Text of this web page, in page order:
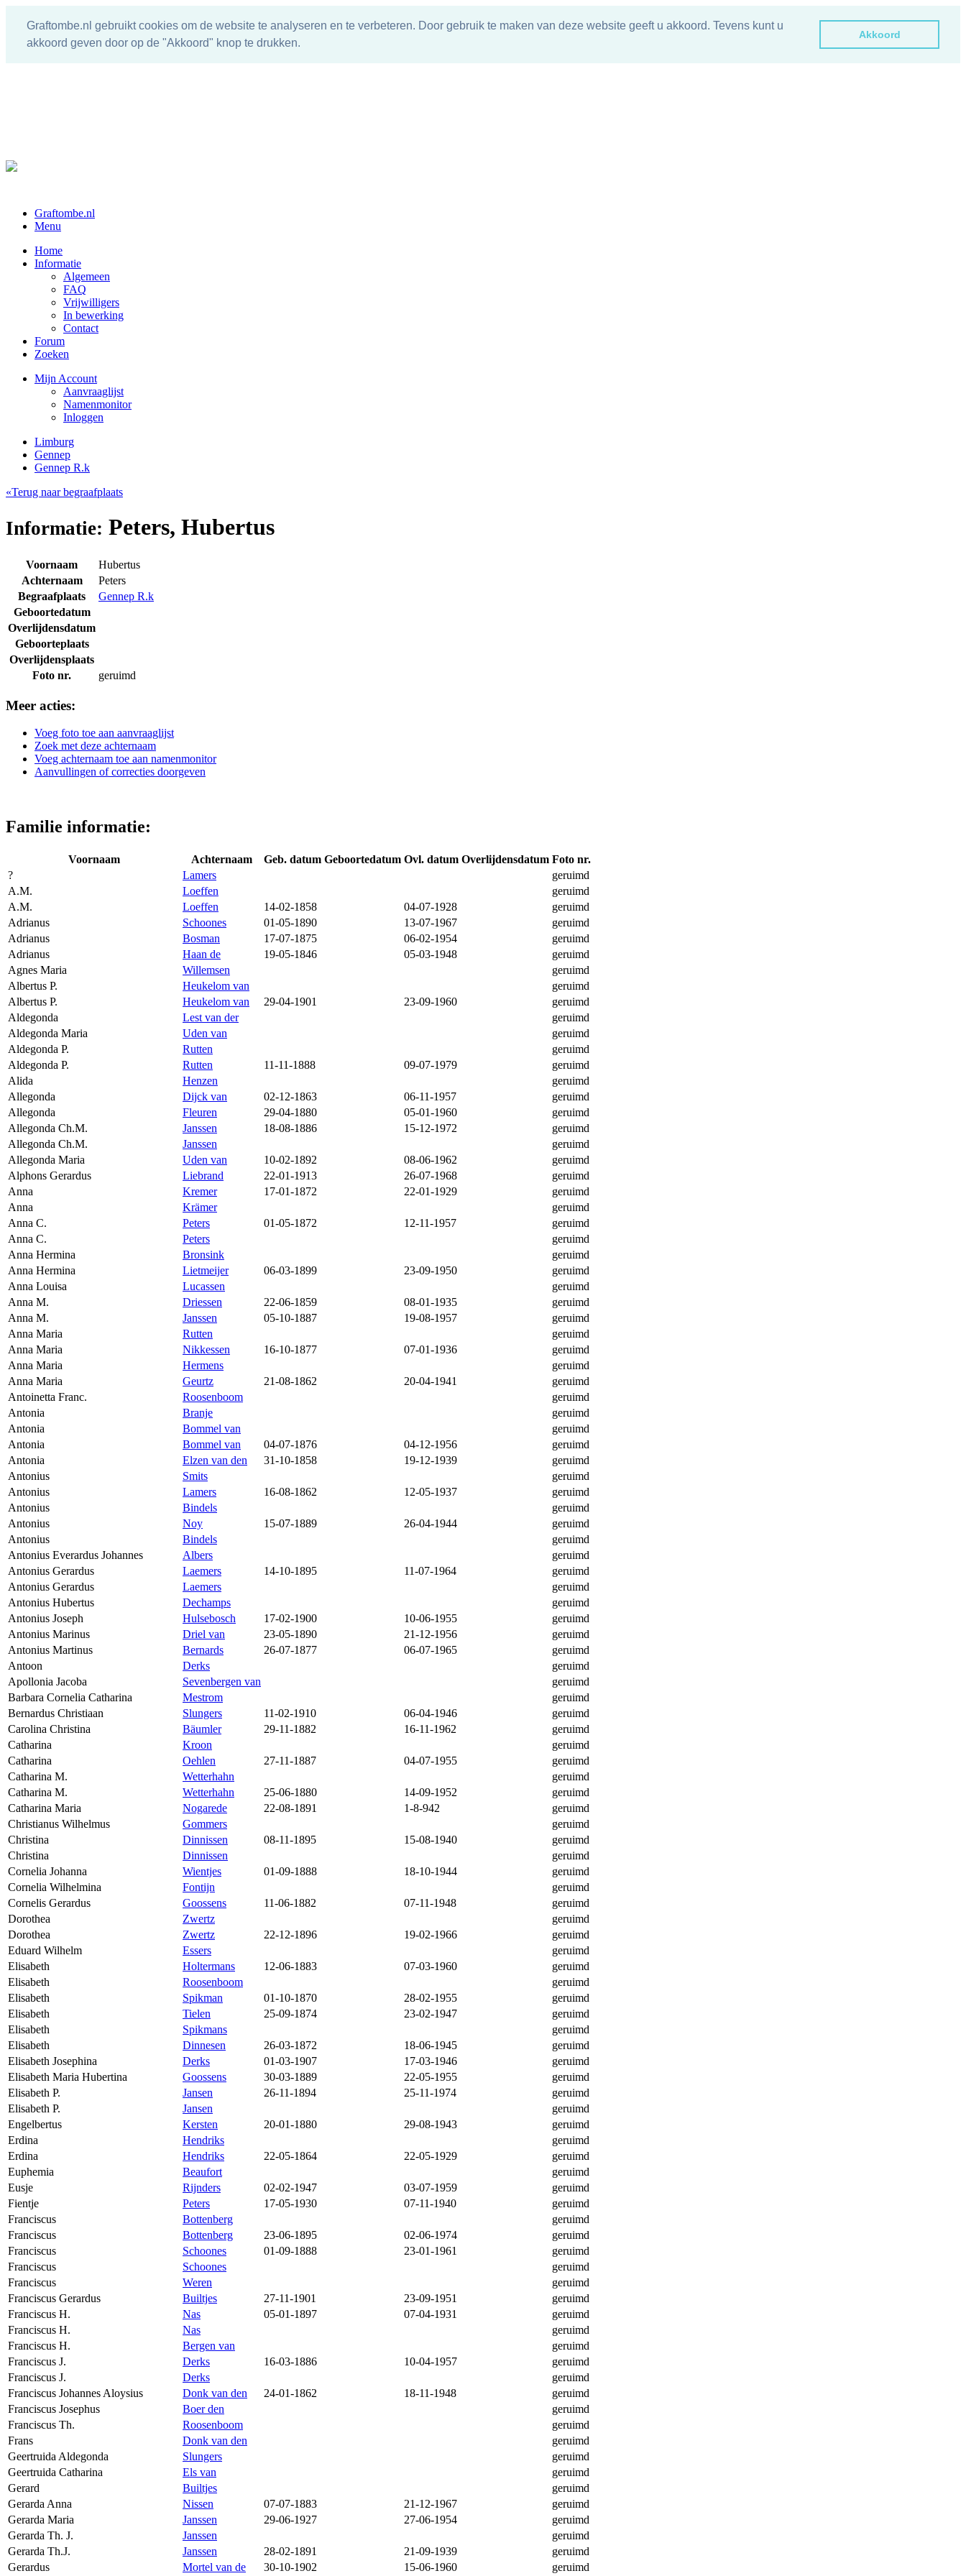
Graftombe.nl gebruikt cookies om de website te analyseren en te verbeteren. Door gebruik te maken van deze website geeft u akkoord. Tevens kunt u
akkoord geven door op de "Akkoord" knop te drukken.
Akkoord
Graftombe.nl
Menu
Home
Informatie
Algemeen
FAQ
Vrijwilligers
In bewerking
Contact
Forum
Zoeken
Mijn Account
Aanvraaglijst
Namenmonitor
Inloggen
Limburg
Gennep
Gennep R.k
«Terug naar begraafplaats
Informatie: Peters, Hubertus
Voornaam
Hubertus
Achternaam
Peters
Begraafplaats
Gennep R.k
Geboortedatum
Overlijdensdatum
Geboorteplaats
Overlijdensplaats
Foto nr.
geruimd
Meer acties:
Voeg foto toe aan aanvraaglijst
Zoek met deze achternaam
Voeg achternaam toe aan namenmonitor
Aanvullingen of correcties doorgeven
Familie informatie:
Voornaam Achternaam Geb. datum Geboortedatum Ovl. datum Overlijdensdatum Foto nr.
?
Lamers
geruimd
A.M.
Loeffen
geruimd
A.M.
Loeffen 14-02-1858 04-07-1928
geruimd
Adrianus
Schoones 01-05-1890 13-07-1967
geruimd
Adrianus
Bosman 17-07-1875 06-02-1954
geruimd
Adrianus
Haan de 19-05-1846 05-03-1948
geruimd
Agnes Maria
Willemsen
geruimd
Albertus P.
Heukelom van
geruimd
Albertus P.
Heukelom van 29-04-1901 23-09-1960
geruimd
Aldegonda
Lest van der
geruimd
Aldegonda Maria
Uden van
geruimd
Aldegonda P.
Rutten
geruimd
Aldegonda P.
Rutten 11-11-1888 09-07-1979
geruimd
Alida
Henzen
geruimd
Allegonda
Dijck van 02-12-1863 06-11-1957
geruimd
Allegonda
Fleuren 29-04-1880 05-01-1960
geruimd
Allegonda Ch.M.
Janssen 18-08-1886 15-12-1972
geruimd
Allegonda Ch.M.
Janssen
geruimd
Allegonda Maria
Uden van 10-02-1892 08-06-1962
geruimd
Alphons Gerardus
Liebrand 22-01-1913 26-07-1968
geruimd
Anna
Kremer 17-01-1872 22-01-1929
geruimd
Anna
Krämer
geruimd
Anna C.
Peters 01-05-1872 12-11-1957
geruimd
Anna C.
Peters
geruimd
Anna Hermina
Bronsink
geruimd
Anna Hermina
Lietmeijer 06-03-1899 23-09-1950
geruimd
Anna Louisa
Lucassen
geruimd
Anna M.
Driessen 22-06-1859 08-01-1935
geruimd
Anna M.
Janssen 05-10-1887 19-08-1957
geruimd
Anna Maria
Rutten
geruimd
Anna Maria
Nikkessen 16-10-1877 07-01-1936
geruimd
Anna Maria
Hermens
geruimd
Anna Maria
Geurtz 21-08-1862 20-04-1941
geruimd
Antoinetta Franc.
Roosenboom
geruimd
Antonia
Branje
geruimd
Antonia
Bommel van
geruimd
Antonia
Bommel van 04-07-1876 04-12-1956
geruimd
Antonia
Elzen van den 31-10-1858 19-12-1939
geruimd
Antonius
Smits
geruimd
Antonius
Lamers 16-08-1862 12-05-1937
geruimd
Antonius
Bindels
geruimd
Antonius
Noy 15-07-1889 26-04-1944
geruimd
Antonius
Bindels
geruimd
Antonius Everardus Johannes
Albers
geruimd
Antonius Gerardus
Laemers 14-10-1895 11-07-1964
geruimd
Antonius Gerardus
Laemers
geruimd
Antonius Hubertus
Dechamps
geruimd
Antonius Joseph
Hulsebosch 17-02-1900 10-06-1955
geruimd
Antonius Marinus
Driel van 23-05-1890 21-12-1956
geruimd
Antonius Martinus
Bernards 26-07-1877 06-07-1965
geruimd
Antoon
Derks
geruimd
Apollonia Jacoba
Sevenbergen van
geruimd
Barbara Cornelia Catharina
Mestrom
geruimd
Bernardus Christiaan
Slungers 11-02-1910 06-04-1946
geruimd
Carolina Christina
Bäumler 29-11-1882 16-11-1962
geruimd
Catharina
Kroon
geruimd
Catharina
Oehlen 27-11-1887 04-07-1955
geruimd
Catharina M.
Wetterhahn
geruimd
Catharina M.
Wetterhahn 25-06-1880 14-09-1952
geruimd
Catharina Maria
Nogarede 22-08-1891 1-8-942
geruimd
Christianus Wilhelmus
Gommers
geruimd
Christina
Dinnissen 08-11-1895 15-08-1940
geruimd
Christina
Dinnissen
geruimd
Cornelia Johanna
Wientjes 01-09-1888 18-10-1944
geruimd
Cornelia Wilhelmina
Fontijn
geruimd
Cornelis Gerardus
Goossens 11-06-1882 07-11-1948
geruimd
Dorothea
Zwertz
geruimd
Dorothea
Zwertz 22-12-1896 19-02-1966
geruimd
Eduard Wilhelm
Essers
geruimd
Elisabeth
Holtermans 12-06-1883 07-03-1960
geruimd
Elisabeth
Roosenboom
geruimd
Elisabeth
Spikman 01-10-1870 28-02-1955
geruimd
Elisabeth
Tielen 25-09-1874 23-02-1947
geruimd
Elisabeth
Spikmans
geruimd
Elisabeth
Dinnesen 26-03-1872 18-06-1945
geruimd
Elisabeth Josephina
Derks 01-03-1907 17-03-1946
geruimd
Elisabeth Maria Hubertina
Goossens 30-03-1889 22-05-1955
geruimd
Elisabeth P.
Jansen 26-11-1894 25-11-1974
geruimd
Elisabeth P.
Jansen
geruimd
Engelbertus
Kersten 20-01-1880 29-08-1943
geruimd
Erdina
Hendriks
geruimd
Erdina
Hendriks 22-05-1864 22-05-1929
geruimd
Euphemia
Beaufort
geruimd
Eusje
Rijnders 02-02-1947 03-07-1959
geruimd
Fientje
Peters 17-05-1930 07-11-1940
geruimd
Franciscus
Bottenberg
geruimd
Franciscus
Bottenberg 23-06-1895 02-06-1974
geruimd
Franciscus
Schoones 01-09-1888 23-01-1961
geruimd
Franciscus
Schoones
geruimd
Franciscus
Weren
geruimd
Franciscus Gerardus
Builtjes 27-11-1901 23-09-1951
geruimd
Franciscus H.
Nas 05-01-1897 07-04-1931
geruimd
Franciscus H.
Nas
geruimd
Franciscus H.
Bergen van
geruimd
Franciscus J.
Derks 16-03-1886 10-04-1957
geruimd
Franciscus J.
Derks
geruimd
Franciscus Johannes Aloysius
Donk van den 24-01-1862 18-11-1948
geruimd
Franciscus Josephus
Boer den
geruimd
Franciscus Th.
Roosenboom
geruimd
Frans
Donk van den
geruimd
Geertruida Aldegonda
Slungers
geruimd
Geertruida Catharina
Els van
geruimd
Gerard
Builtjes
geruimd
Gerarda Anna
Nissen 07-07-1883 21-12-1967
geruimd
Gerarda Maria
Janssen 29-06-1927 27-06-1954
geruimd
Gerarda Th. J.
Janssen
geruimd
Gerarda Th.J.
Janssen 28-02-1891 21-09-1939
geruimd
Gerardus
Mortel van de 30-10-1902 15-06-1960 geruimd